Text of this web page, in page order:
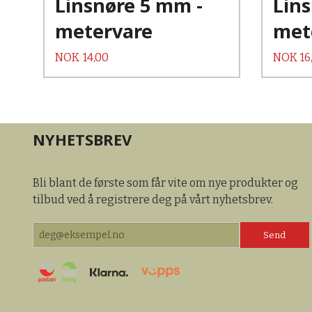
Linsnøre 5 mm -
metervare
Pris
NOK 14,00 Pris
NOK
NYHETSBREV
Bli blant de første som får vite om nye produkter og
tilbud ved å registrere deg på vårt nyhetsbrev.